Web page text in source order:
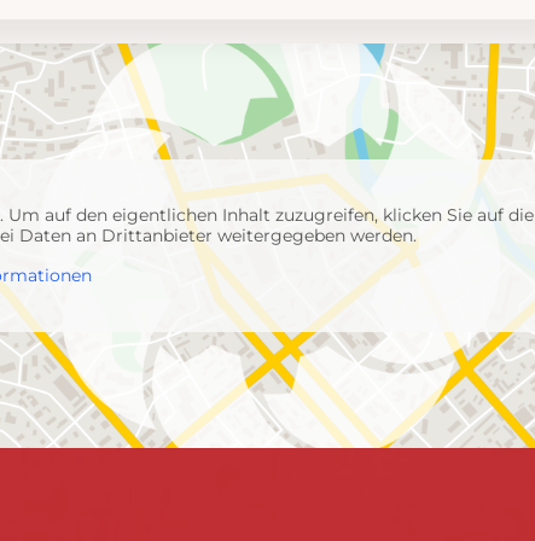
. Um auf den eigentlichen Inhalt zuzugreifen, klicken Sie auf die
Daten an Drittanbieter weitergegeben werden.